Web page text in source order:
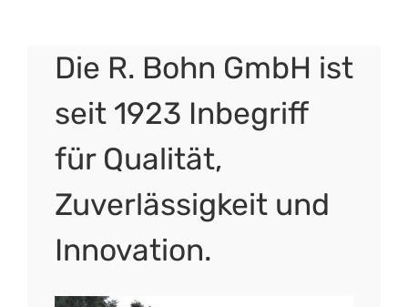
Die R. Bohn GmbH ist
seit 1923 Inbegriff
für Qualität,
Zuverlässigkeit und
Innovation.